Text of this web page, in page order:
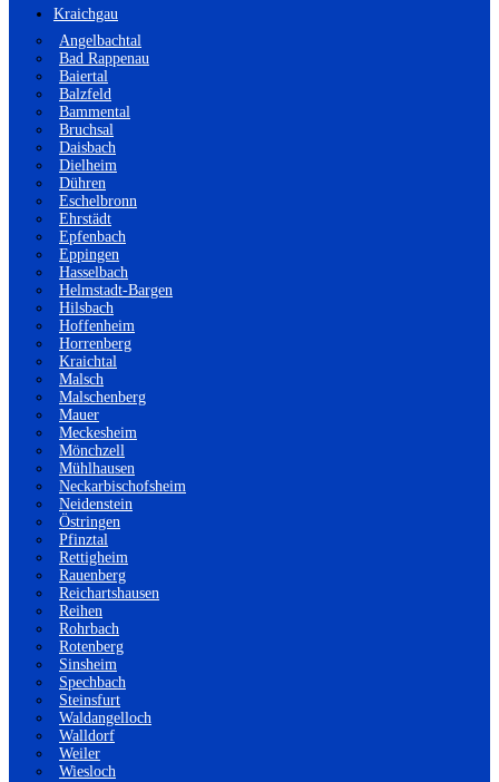
Kraichgau
Angelbachtal
Bad Rappenau
Baiertal
Balzfeld
Bammental
Bruchsal
Daisbach
Dielheim
Dühren
Eschelbronn
Ehrstädt
Epfenbach
Eppingen
Hasselbach
Helmstadt-Bargen
Hilsbach
Hoffenheim
Horrenberg
Kraichtal
Malsch
Malschenberg
Mauer
Meckesheim
Mönchzell
Mühlhausen
Neckarbischofsheim
Neidenstein
Östringen
Pfinztal
Rettigheim
Rauenberg
Reichartshausen
Reihen
Rohrbach
Rotenberg
Sinsheim
Spechbach
Steinsfurt
Waldangelloch
Walldorf
Weiler
Wiesloch